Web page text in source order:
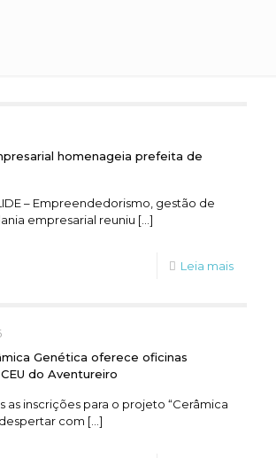
homenageia prefeita de
– Empreendedorismo, gestão de
empresarial reuniu […]
Leia mais
Genética oferece oficinas
do Aventureiro
as inscrições para o projeto “Cerâmica
com […]